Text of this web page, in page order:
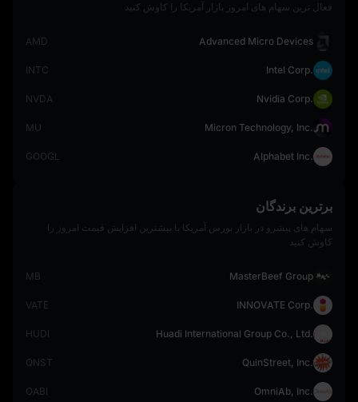
فعال‌ ترین سهام‌ های امروز بازار آمریکا را کاوش کنید
Advanced Micro Devices
AMD
Intel Corp.
INTC
Nvidia Corp.
NVDA
Micron Technology, Inc.
MU
Alphabet Inc.
GOOGL
برترین برندگان
سهام‌ های پیشرو در بازار بورس آمریکا با بیشترین افزایش قیمت امروز را
کاوش کنید
MasterBeef Group
MB
INNOVATE Corp.
VATE
Huadi International Group Co., Ltd.
HUDI
QuinStreet, Inc.
QNST
OmniAb, Inc.
OABI